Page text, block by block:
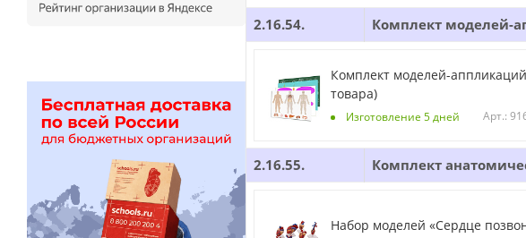
2.16.54.
Комплект моделей-
Комплект моделей-
товара)
Изготовление 5 дней Арт.:
2.16.55. Комплект
Набор моделей «Сердце